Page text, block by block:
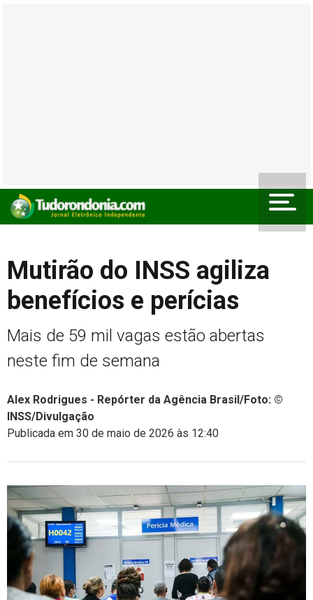
Mutirão do INSS agiliza
benefícios e perícias
Mais de 59 mil vagas estão abertas
neste fim de semana
Alex Rodrigues - Repórter da Agência Brasil/Foto: ©
INSS/Divulgação
Publicada em 30 de maio de 2026 às 12:40